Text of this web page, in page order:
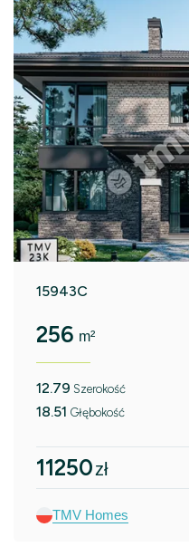
15943C
256 m²
12.79 Szerokość
18.51 Głębokość
11250zł
TMV Homes